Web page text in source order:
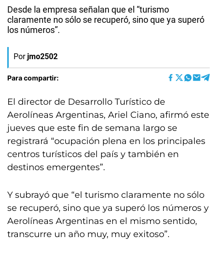
Desde la empresa señalan que el “turismo
claramente no sólo se recuperó, sino que ya superó
los números”.
Por jmo2502
Para compartir:
El director de Desarrollo Turístico de
Aerolíneas Argentinas, Ariel Ciano, afirmó este
jueves que este fin de semana largo se
registrará “ocupación plena en los principales
centros turísticos del país y también en
destinos emergentes”.
Y subrayó que “el turismo claramente no sólo
se recuperó, sino que ya superó los números y
Aerolíneas Argentinas en el mismo sentido,
transcurre un año muy, muy exitoso”.